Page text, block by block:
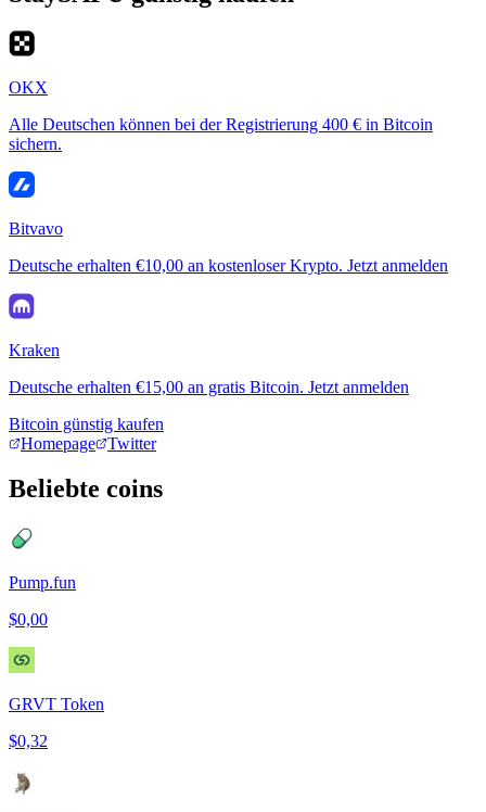
OKX
Alle Deutschen können bei der Registrierung 400 € in Bitcoin
sichern.
Bitvavo
Deutsche erhalten €10,00 an kostenloser Krypto. Jetzt anmelden
Kraken
Deutsche erhalten €15,00 an gratis Bitcoin. Jetzt anmelden
Bitcoin günstig kaufen
Homepage
Twitter
Beliebte coins
Pump.fun
$0,00
GRVT Token
$0,32